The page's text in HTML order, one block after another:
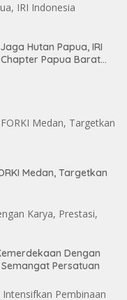
Hutan Papua, IRI
Papua Barat
Medan, Targetkan
Dengan
Persatuan